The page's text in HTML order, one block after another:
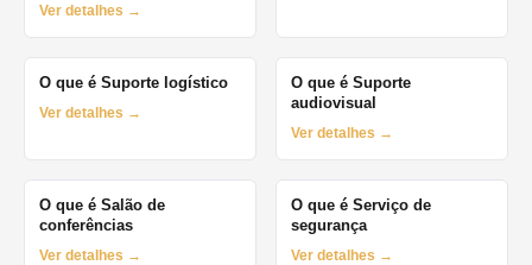
Ver detalhes →
O que é Suporte logístico
Ver detalhes →
O que é Suporte
audiovisual
Ver detalhes →
O que é Salão de
conferências
Ver detalhes →
O que é Serviço de
segurança
Ver detalhes →